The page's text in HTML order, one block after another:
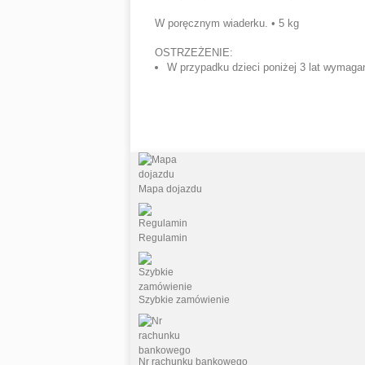
W poręcznym wiaderku. • 5 kg
OSTRZEŻENIE:
W przypadku dzieci poniżej 3 lat
Mapa dojazdu
Regulamin
Szybkie zamówienie
Nr rachunku bankowego